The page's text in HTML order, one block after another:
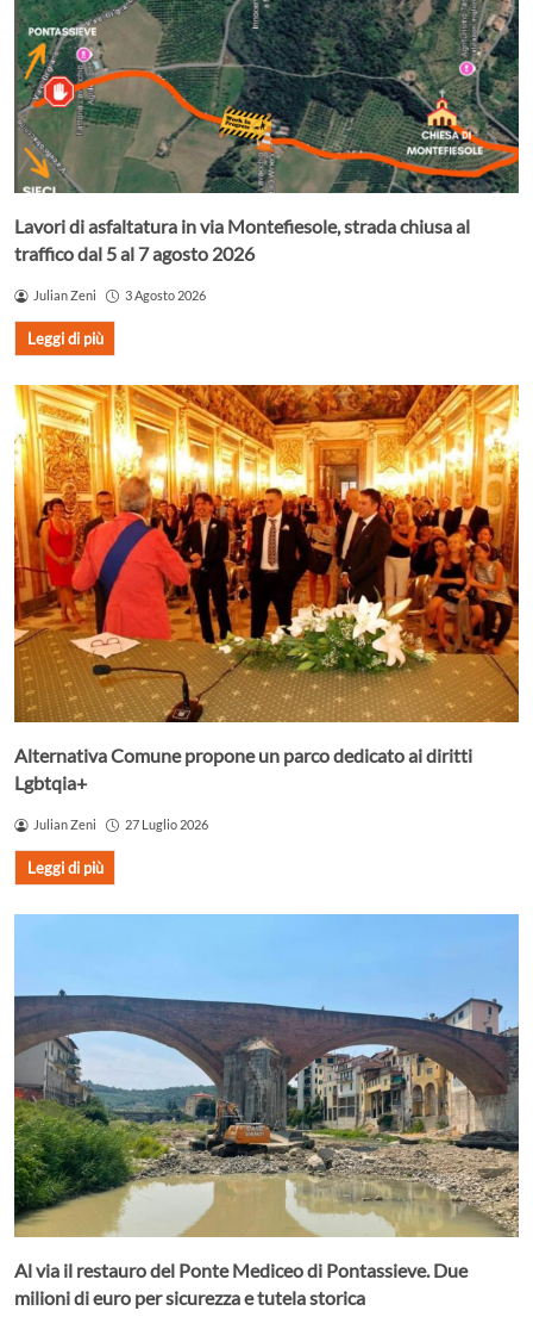
Lavori di asfaltatura in via Montefiesole, strada chiusa al
traffico dal 5 al 7 agosto 2026
Julian Zeni 3 Agosto 2026
Leggi di più
Alternativa Comune propone un parco dedicato ai diritti
Lgbtqia+
Julian Zeni 27 Luglio 2026
Leggi di più
Al via il restauro del Ponte Mediceo di Pontassieve. Due
milioni di euro per sicurezza e tutela storica